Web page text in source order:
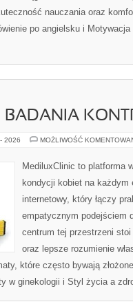
nauczania oraz
po angielsku i
BADANIA
2026 MOŻLIWOŚĆ
MediluxClinic to platforma
kondycji kobiet na każdym
internetowy, który łączy
empatycznym podejściem
centrum tej przestrzeni
oraz lepsze rozumienie
które często bywają
w ginekologii i Styl życia a